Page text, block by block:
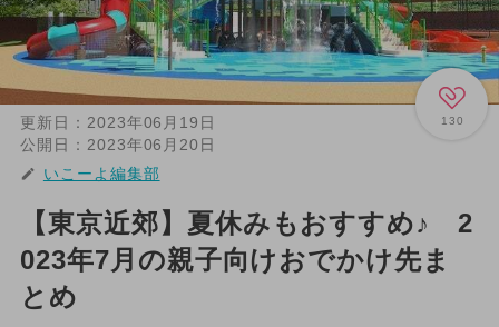
130
更新日： 2023年06月19日
公開日： 2023年06月20日
いこーよ編集部
【東京近郊】夏休みもおすすめ♪ 2
023年7月の親子向けおでかけ先ま
とめ